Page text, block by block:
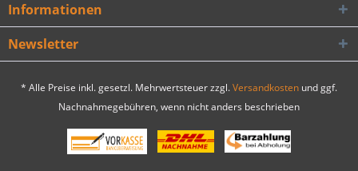
Informationen
Newsletter
* Alle Preise inkl. gesetzl. Mehrwertsteuer zzgl.Versandkosten und ggf.
Nachnahmegebühren, wenn nicht anders beschrieben